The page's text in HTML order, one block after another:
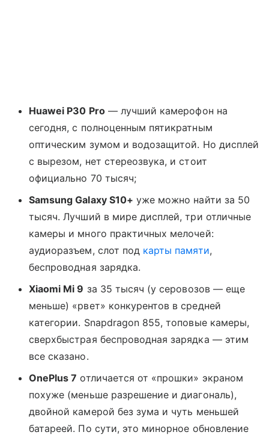
Huawei P30 Pro— лучший камерофон на
сегодня, с полноценным пятикратным
оптическим зумом и водозащитой. Но дисплей
с вырезом, нет стереозвука, и стоит
официально 70 тысяч;
Samsung Galaxy S10+ уже можно найти за 50
тысяч. Лучший в мире дисплей, три отличные
камеры и много практичных мелочей:
аудиоразъем, слот под карты памяти,
беспроводная зарядка.
Xiaomi Mi 9 за 35 тысяч (у серовозов — еще
меньше) «рвет» конкурентов в средней
категории. Snapdragon 855, топовые камеры,
сверхбыстрая беспроводная зарядка — этим
все сказано.
OnePlus 7 отличается от «прошки» экраном
похуже (меньше разрешение и диагональ),
двойной камерой без зума и чуть меньшей
батареей. По сути, это минорное обновление